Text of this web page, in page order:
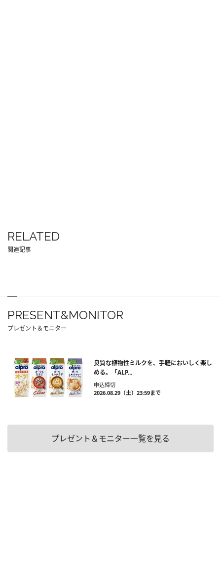
RELATED
関連記事
PRESENT&MONITOR
プレゼント＆モニター
良質な植物性ミルクを、手軽においしく楽し
める。「ALP...
申込締切
2026.08.29（土）23:59まで
プレゼント＆モニター一覧を見る